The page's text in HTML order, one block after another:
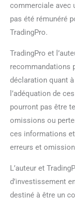
commerciale avec
pas été rémunéré
TradingPro.
TradingPro et
recommandations
déclaration quant à
l’adéquation de
pourront pas être
omissions ou
ces informations
erreurs et
L’auteur et
d’investissement
destiné à être un